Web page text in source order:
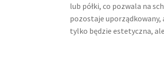
lub półki, co pozwala na
pozostaje
tylko będzie estetyczna,